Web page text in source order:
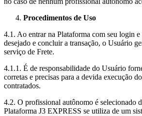
Procedimentos de Uso
4.1. Ao entrar na Plataforma com seu login
desejado e concluir a transação, o Usuário
serviço de Frete.
4.1.1. É de responsabilidade do Usuário
corretas e precisas para a devida execução
contratados.
4.2. O profissional autônomo é selecionado
Plataforma J3 EXPRESS se utiliza de um